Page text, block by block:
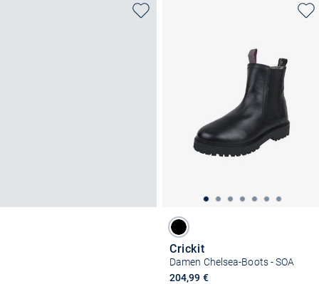
Crickit
Damen Chelsea-Boots - SOA
204,99 €